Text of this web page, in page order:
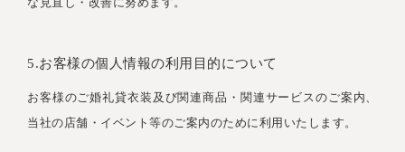
5.お客様の個人情報の利用目的について
お客様のご婚礼貸衣装及び関連商品・関連サービスのご案内、
当社の店舗・イベント等のご案内のために利用いたします。